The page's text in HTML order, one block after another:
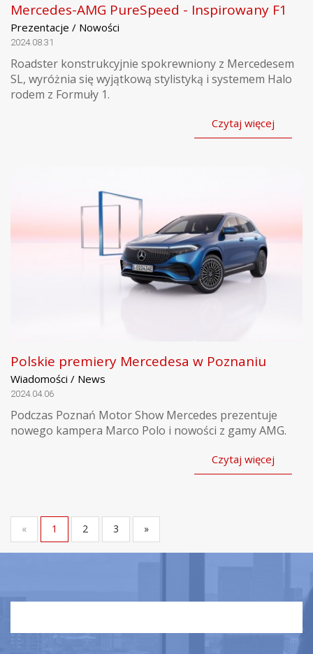
Mercedes-AMG PureSpeed - Inspirowany F1
Prezentacje / Nowości
2024.08.31
Roadster konstrukcyjnie spokrewniony z Mercedesem
SL, wyróżnia się wyjątkową stylistyką i systemem Halo
rodem z Formuły 1.
Czytaj więcej
Polskie premiery Mercedesa w Poznaniu
Wiadomości / News
2024.04.06
Podczas Poznań Motor Show Mercedes prezentuje
nowego kampera Marco Polo i nowości z gamy AMG.
Czytaj więcej
« 1 2 3 »